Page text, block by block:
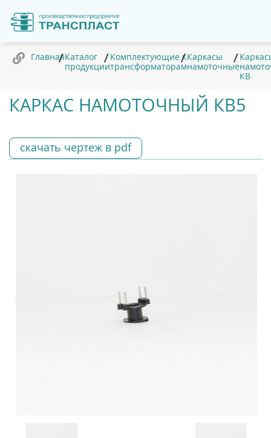
ГлавнаяКаталог
продукции
Комплектующие к
трансформаторам
Каркасы
намоточные
КВ
КАРКАС НАМОТОЧНЫЙ КВ5
скачать чертеж в pdf